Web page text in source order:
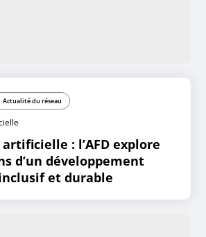
Actualité du réseau
: l’AFD explore
d’un développement
et durable